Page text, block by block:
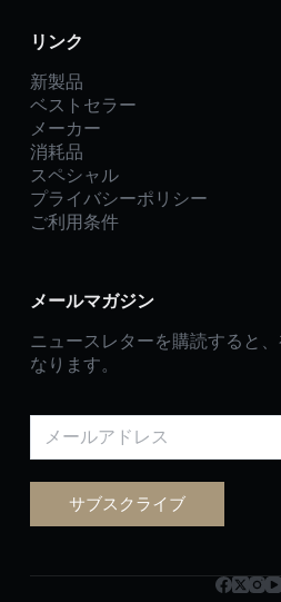
リンク
新製品
ベストセラー
メーカー
消耗品
スペシャル
プライバシーポリシー
ご利用条件
メールマガジン
ニュースレターを購読すると
なります。
サブスクライブ